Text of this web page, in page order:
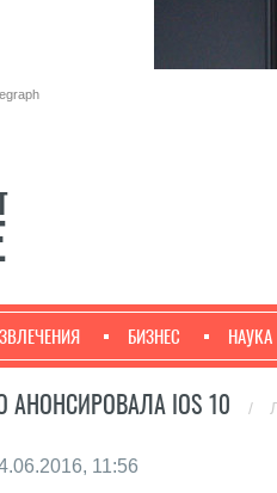
БИЗНЕС НАУКА
АНОНСИРОВАЛА IOS 10 /
11:56